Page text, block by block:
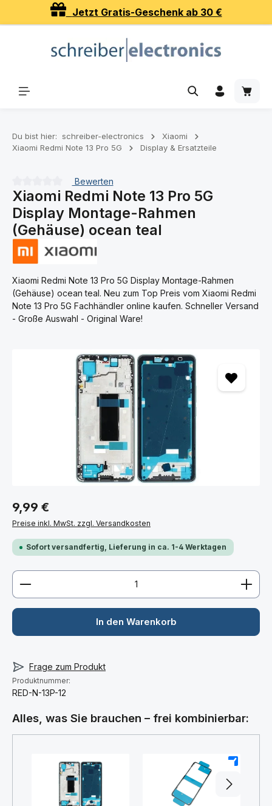
Zum Hauptinhalt springenJetzt Gratis-Geschenk ab 30 €
Du bist hier: schreiber-electronics
Xiaomi
Xiaomi Redmi Note 13 Pro 5G
Display & Ersatzteile
Durchschnittliche Bewertung von 0 von 5 Sternen
Bewerten
Xiaomi Redmi Note 13 Pro 5G
Display Montage-Rahmen
(Gehäuse) ocean teal
Xiaomi Redmi Note 13 Pro 5G Display Montage-Rahmen
(Gehäuse) ocean teal. Neu zum Top Preis vom Xiaomi Redmi
Note 13 Pro 5G Fachhändler online kaufen. Schneller Versand
- Große Auswahl - Original Ware!
Bildergalerie überspringen
9,99 €
Preise inkl. MwSt. zzgl. Versandkosten
Sofort versandfertig, Lieferung in ca. 1-4 Werktagen
Produkt Anzahl: Gib den gewünschten Wert ein
In den Warenkorb
Frage zum Produkt
Produktnummer:
RED-N-13P-12
Alles, was Sie brauchen – frei kombinierbar: